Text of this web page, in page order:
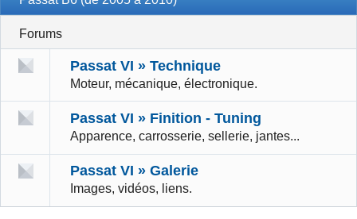
Forums
Passat VI » Technique
Moteur, mécanique, électronique.
Passat VI » Finition - Tuning
Apparence, carrosserie, sellerie, jantes...
Passat VI » Galerie
Images, vidéos, liens.